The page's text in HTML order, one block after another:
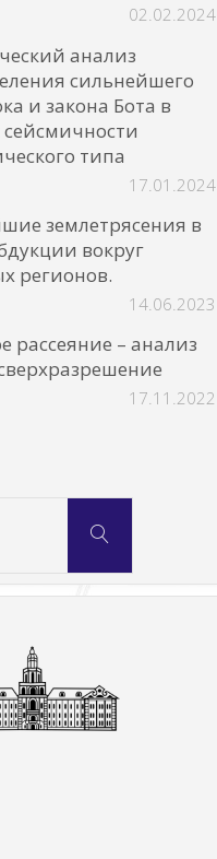
02.02.2024
анализ
сильнейшего
и закона Бота в
типа
17.01.2024
землетрясения в
вокруг
регионов.
14.06.2023
рассеяние – анализ
17.11.2022
Поиск